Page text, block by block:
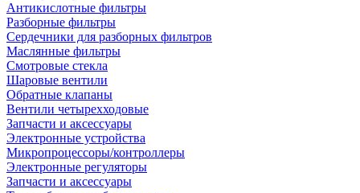
Антикислотные фильтры
Разборные фильтры
Сердечники для разборных фильтров
Маслянные фильтры
Смотровые стекла
Шаровые вентили
Обратные клапаны
Вентили четырехходовые
Запчасти и аксессуары
Электронные устройства
Микропроцессоры/контроллеры
Электронные регуляторы
Запчасти и аксессуары